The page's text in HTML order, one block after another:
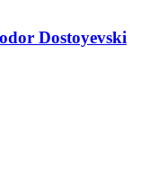
Dostoyevski